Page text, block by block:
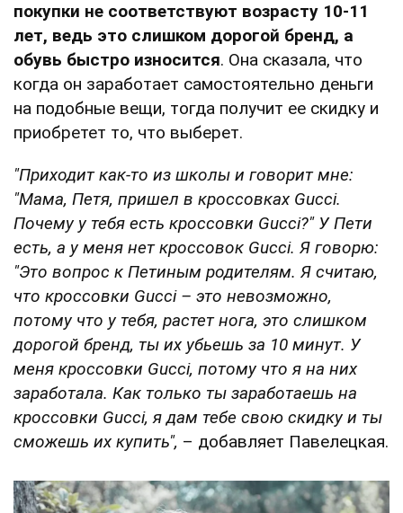
покупки не соответствуют возрасту 10-11
лет, ведь это слишком дорогой бренд, а
обувь быстро износится. Она сказала, что
когда он заработает самостоятельно деньги
на подобные вещи, тогда получит ее скидку и
приобретет то, что выберет.
"Приходит как-то из школы и говорит мне:
"Мама, Петя, пришел в кроссовках Gucci.
Почему у тебя есть кроссовки Gucci?" У Пети
есть, а у меня нет кроссовок Gucci. Я говорю:
"Это вопрос к Петиным родителям. Я считаю,
что кроссовки Gucci – это невозможно,
потому что у тебя, растет нога, это слишком
дорогой бренд, ты их убьешь за 10 минут. У
меня кроссовки Gucci, потому что я на них
заработала. Как только ты заработаешь на
кроссовки Gucci, я дам тебе свою скидку и ты
сможешь их купить", – добавляет Павелецкая.